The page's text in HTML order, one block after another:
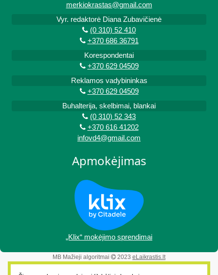
merkiokrastas@gmail.com
Vyr. redaktorė Diana Zubavičienė
(0 310) 52 410
+370 686 36791
Korespondentai
+370 629 04509
Reklamos vadybininkas
+370 629 04509
Buhalterija, skelbimai, blankai
(0 310) 52 343
+370 616 41202
infovd4@gmail.com
Apmokėjimas
„Klix“ mokėjimo sprendimai
MB Mažieji algoritmai 2023 eLaikrastis.lt